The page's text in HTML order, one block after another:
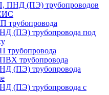
ПНД (ПЭ) трубопроводов
трубопровода
(ПЭ) трубопровода под
трубопровода
трубопровода
(ПЭ) трубопровода
(ПЭ) трубопровода с